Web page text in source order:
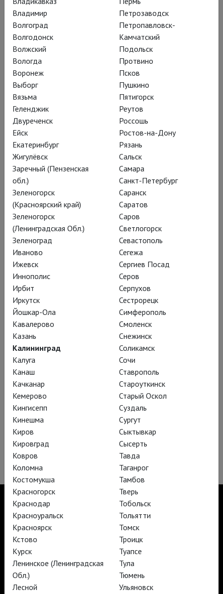
преподавательница пения, писательница и театральный
режиссёр.
Адриана Мартино училась в Национальной академии
Санта-Чечилия и Музыкальной академии в Сиене, а
профессиональный дебют в качестве сопрано состоялся в
1956 году в роли Мюзетты в опере Джакомо Пуччини
«Богема»
Наряду со своей оперной деятельностью, в которой,
помимо прочего, много лет работала с Гербертом фон
Караяном, она также записывала народные и
традиционные песни, а в 1970-е годы получила
известность как исполнительница политических песен.
Замужем за композитором Бенедетто Гилья, с которым она
основала театральную труппу Teatro-Canzone, где часто
выступала в роли режиссёра.
Также Адриана Мартино работала учителем пения в
Национальной академии драматического искусства
Сильвио Д'Амико.
Постановки
Дзеффирелли: Богема
TheatreHD
TheatreHD Опера
TheatreHD Балет в кино
АРТ-ЛЕКТОРИЙ В КИНО
Владимир
Волгоград
Волгодонск
Волжский
Вологда
Воронеж
Выборг
Вязьма
Геленджик
Двуреченск
Ейск
Екатеринбург
Жигулёвск
Заречный (Пензенская
обл.)
Зеленогорск
(Красноярский край)
Зеленогорск
(Ленинградская Обл.)
Зеленоград
Иваново
Ижевск
Иннополис
Ирбит
Иркутск
Йошкар-Ола
Кавалерово
Казань
Калининград
Калуга
Канаш
Качканар
Кемерово
Кингисепп
Кинешма
Киров
Кировград
Ковров
Коломна
Костомукша
Красногорск
Краснодар
Красноуральск
Красноярск
Кстово
Курск
Ленинское (Ленинградская
Обл.)
Лесной
Петрозаводск
Петропавловск-
Камчатский
Подольск
Протвино
Псков
Пушкино
Пятигорск
Реутов
Россошь
Ростов-на-Дону
Рязань
Сальск
Самара
Санкт-Петербург
Саранск
Саратов
Саров
Светлогорск
Севастополь
Сегежа
Сергиев Посад
Серов
Серпухов
Сестрорецк
Симферополь
Смоленск
Снежинск
Соликамск
Сочи
Ставрополь
Староуткинск
Старый Оскол
Суздаль
Сургут
Сыктывкар
Сысерть
Тавда
Таганрог
Тамбов
Тверь
Тобольск
Тольятти
Томск
Троицк
Туапсе
Тула
Тюмень
Ульяновск